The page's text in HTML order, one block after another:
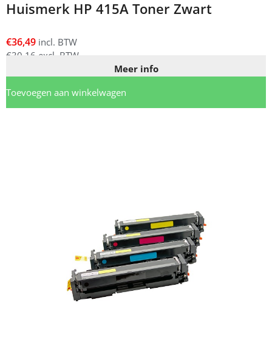
Huismerk HP 415A Toner Zwart
€36,49 incl. BTW
€30,16 excl. BTW
Meer info
Toevoegen aan winkelwagen